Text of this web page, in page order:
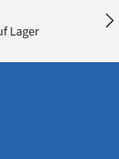
Lager